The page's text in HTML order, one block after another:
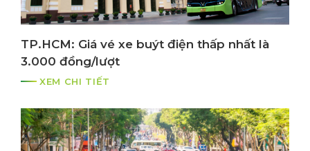
TP.HCM: Giá vé xe buýt điện thấp nhất là
3.000 đồng/lượt
XEM CHI TIẾT